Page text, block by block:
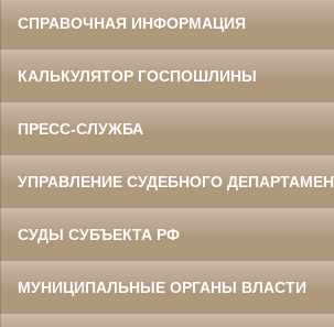
СПРАВОЧНАЯ ИНФОРМАЦИЯ
КАЛЬКУЛЯТОР ГОСПОШЛИНЫ
ПРЕСС-СЛУЖБА
УПРАВЛЕНИЕ СУДЕБНОГО
СУДЫ СУБЪЕКТА РФ
МУНИЦИПАЛЬНЫЕ ОРГАНЫ ВЛАСТИ